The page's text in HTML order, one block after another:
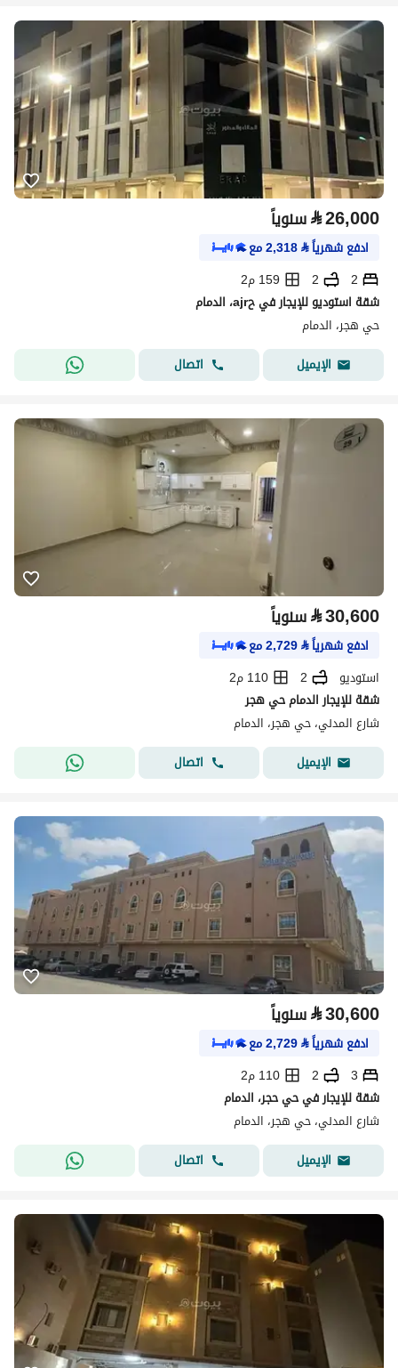
⃁26,000 سنوياً
ادفع شهرياً⃁
2,318مع
2
2
159 م2
شقة استوديو للإيجار في حajr، الدمام
حي هجر، الدمام
الإيميل
اتصال
⃁30,600 سنوياً
ادفع شهرياً⃁
2,729مع
استوديو
2
110 م2
شقة للإيجار الدمام حي هجر
شارع المدني، حي هجر، الدمام
الإيميل
اتصال
⃁30,600 سنوياً
ادفع شهرياً⃁
2,729مع
3
2
110 م2
شقة للإيجار في حي حجر، الدمام
شارع المدني، حي هجر، الدمام
الإيميل
اتصال